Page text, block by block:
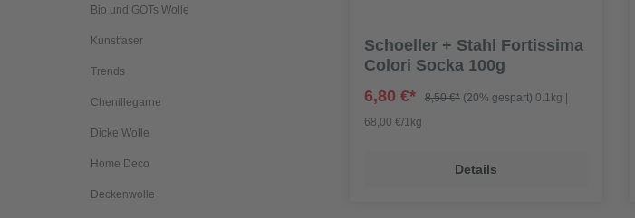
Bio und GOTs Wolle
Kunstfaser
Trends
Chenillegarne
Dicke Wolle
Home Deco
Deckenwolle
Schoeller + Stahl Fortissima
Colori Socka 100g
6,80 €*
8,50 €* (20% gespart) 0.1kg |
68,00 €/1kg
Details